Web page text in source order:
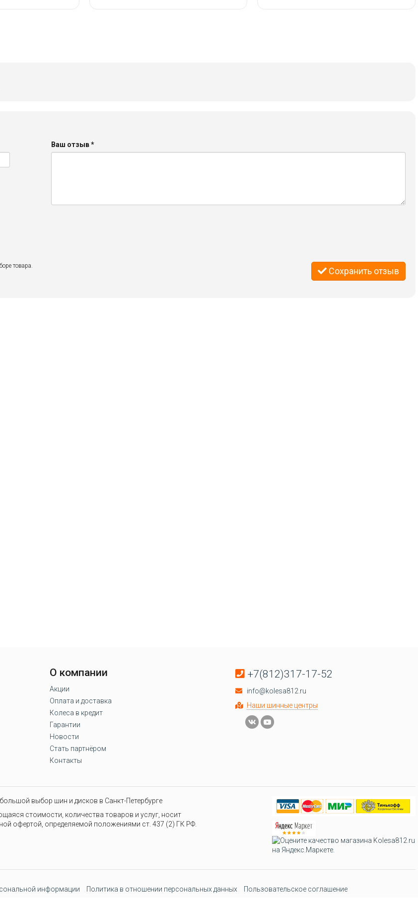
Ваш отзыв*
товара. Сохранить отзыв
О компании
Акции
Оплата и доставка
Колеса в кредит
Гарантии
Новости
Стать партнёром
Контакты
+7(812)317-17-52
info@kolesa812.ru
Наши шинные центры
выбор шин и дисков в Санкт-Петербурге
стоимости, количества товаров и услуг, носит
офертой, определяемой положениями ст. 437 (2) ГК РФ.
информации Политика в отношении персональных данных Пользовательское соглашение